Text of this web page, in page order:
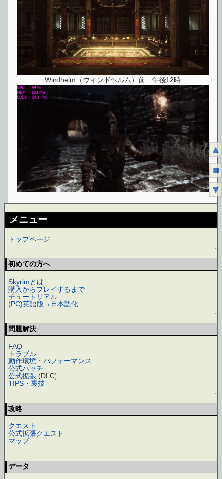
Windhelm（ウィンドヘルム）前 午後12時
メニュー
トップページ
↑
初めての方へ
Skyrimとは
購入からプレイするまで
チュートリアル
(PC)英語版→日本語化
↑
問題解決
FAQ
トラブル
動作環境・パフォーマンス
公式パッチ
公式拡張 (DLC)
TIPS・裏技
↑
攻略
クエスト
公式拡張クエスト
マップ
↑
データ
▲
■
▼